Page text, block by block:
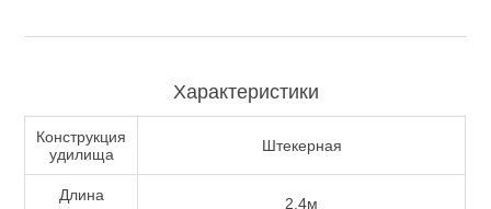
Одежда/Обувь
Характеристики
Конструкция
удилища
Штекерная
Длина
2.4м